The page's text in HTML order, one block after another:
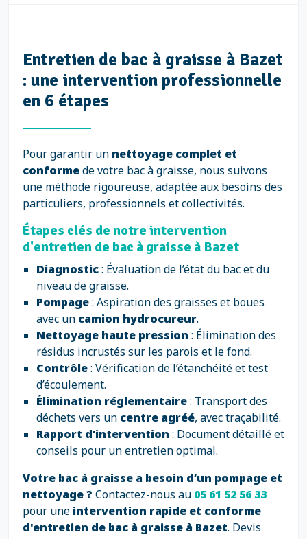
Entretien de bac à graisse à Bazet
: une intervention professionnelle
en 6 étapes
Pour garantir un nettoyage complet et
conformede votre bac à graisse, nous suivons
une méthode rigoureuse, adaptée aux besoins des
particuliers, professionnels et collectivités.
Étapes clés de notre intervention
d'entretien de bac à graisse à Bazet
Diagnostic: Évaluation de l’état du bac et du
niveau de graisse.
Pompage: Aspiration des graisses et boues
avec un camion hydrocureur.
Nettoyage haute pression : Élimination des
résidus incrustés sur les parois et le fond.
Contrôle: Vérification de l’étanchéité et test
d’écoulement.
Élimination réglementaire: Transport des
déchets vers un centre agréé, avec traçabilité.
Rapport d’intervention : Document détaillé et
conseils pour un entretien optimal.
Votre bac à graisse a besoin d’un pompage et
nettoyage ? Contactez-nous au 05 61 52 56 33
pour une intervention rapide et conforme
d'entretien de bac à graisse à Bazet. Devis